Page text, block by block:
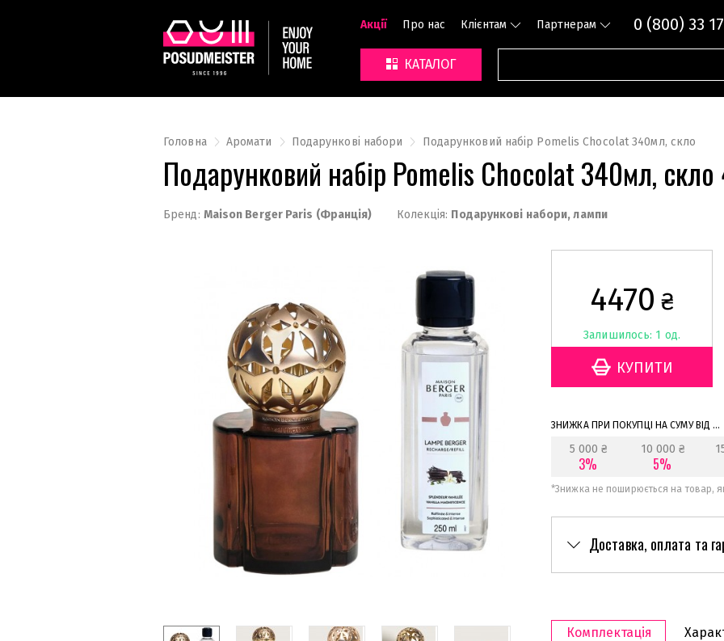
Акції Про нас Клієнтам Партнерам 0 (800) 33
КАТАЛОГ
Головна Аромати Подарункові набори Подарунковий набір Pomelis Chocolat 340мл, скло
Подарунковий набір Pomelis Chocolat 340мл,
Бренд: Maison Berger Paris (Франція) Колекція: Подарункові набори, лампи
4470 ₴
Залишилось: 1 од.
ЗНИЖКА ПРИ ПОКУПЦІ НА СУМУ ВІД ...
5 000 ₴
3%
10 000 ₴
5%
*Знижка не поширюється на товар,
Доставка, оплата та
Комплектація